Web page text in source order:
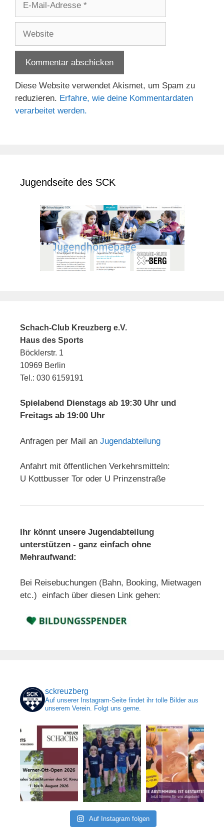
Adresse
Diese Website verwendet Akismet, um Spam zu
reduzieren. Erfahre, wie deine Kommentardaten
verarbeitet werden.
Jugendseite des SCK
Schach-Club Kreuzberg e.V.
Haus des Sports
Böcklerstr. 1
10969 Berlin
Tel.: 030 6159191
Spielabend Dienstags ab 19:30 Uhr und
Freitags ab 19:00 Uhr
Anfragen per Mail an Jugendabteilung
Anfahrt mit öffentlichen Verkehrsmitteln:
U Kottbusser Tor oder U Prinzenstraße
Ihr könnt unsere Jugendabteilung
unterstützen - ganz einfach ohne
Mehraufwand:
Bei Reisebuchungen (Bahn, Booking, Mietwagen
etc.) einfach über diesen Link gehen:
sckreuzberg
Auf unserer Instagram-Seite findet ihr tolle Bilder aus
unserem Verein. Folgt uns gerne.
Auf Instagram folgen